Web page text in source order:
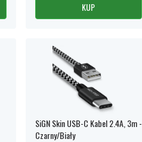
KUP
SiGN Skin USB-C Kabel 2.4A, 3m -
Czarny/Biały